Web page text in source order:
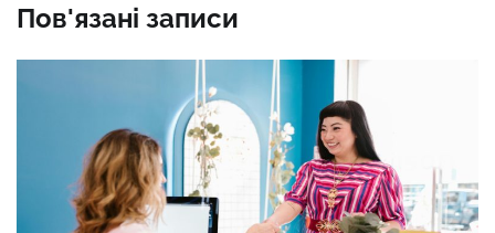
Пов'язані записи